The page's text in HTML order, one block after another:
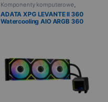
Komponenty komputerowe,
Informatyka ,Chłodzenie
ADATA XPG LEVANTE II 360
Watercooling AIO ARGB 360